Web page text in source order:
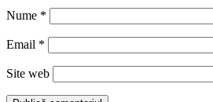
Nume *
Email *
Site web